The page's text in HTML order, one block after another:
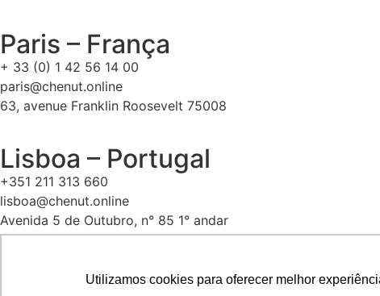
Utilizamos cookies para oferecer melhor
Paris – França
+ 33 (0) 1 42 56 14 00
paris@chenut.online
63, avenue Franklin Roosevelt 75008
Lisboa – Portugal
+351 211 313 660
lisboa@chenut.online
Avenida 5 de Outubro, n° 85 1° andar
1050-050